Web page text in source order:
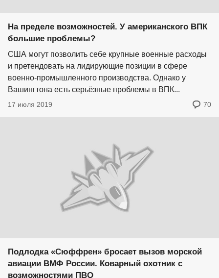
На пределе возможностей. У американского ВПК
большие проблемы?
США могут позволить себе крупные военные расходы
и претендовать на лидирующие позиции в сфере
военно-промышленного производства. Однако у
Вашингтона есть серьёзные проблемы в ВПК...
17 июля 2019 70
Подлодка «Сюффрен» бросает вызов морской
авиации ВМФ России. Коварный охотник с
возможностями ПВО